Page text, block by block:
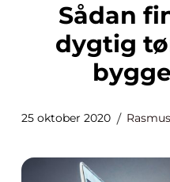
Sådan finder du en
dygtig
25 oktober 2020